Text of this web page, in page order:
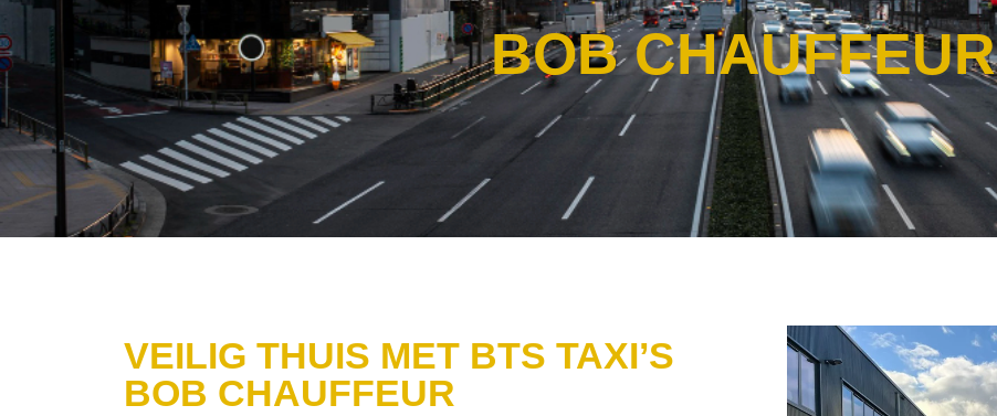
BOB CHAUFFEUR
VEILIG THUIS MET BTS TAXI’S
BOB CHAUFFEUR